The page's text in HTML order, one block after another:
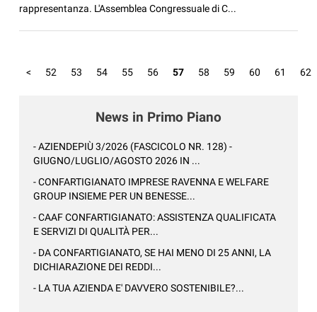
rappresentanza. L'Assemblea Congressuale di C...
< 52 53 54 55 56 57 58 59 60 61 62
News in Primo Piano
- AZIENDEPIÙ 3/2026 (FASCICOLO NR. 128) -
GIUGNO/LUGLIO/AGOSTO 2026 IN ...
- CONFARTIGIANATO IMPRESE RAVENNA E WELFARE
GROUP INSIEME PER UN BENESSE...
- CAAF CONFARTIGIANATO: ASSISTENZA QUALIFICATA
E SERVIZI DI QUALITÀ PER...
- DA CONFARTIGIANATO, SE HAI MENO DI 25 ANNI, LA
DICHIARAZIONE DEI REDDI...
- LA TUA AZIENDA E' DAVVERO SOSTENIBILE?...